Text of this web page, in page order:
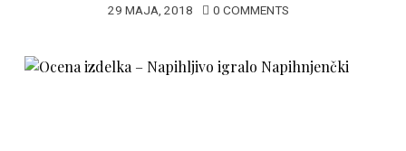
29 MAJA, 2018 0 COMMENTS